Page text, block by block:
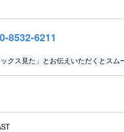
8532-6211
ックス見た」とお伝えいただくとスム